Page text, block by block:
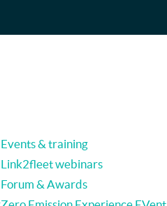
Events & training
Link2fleet webinars
Forum & Awards